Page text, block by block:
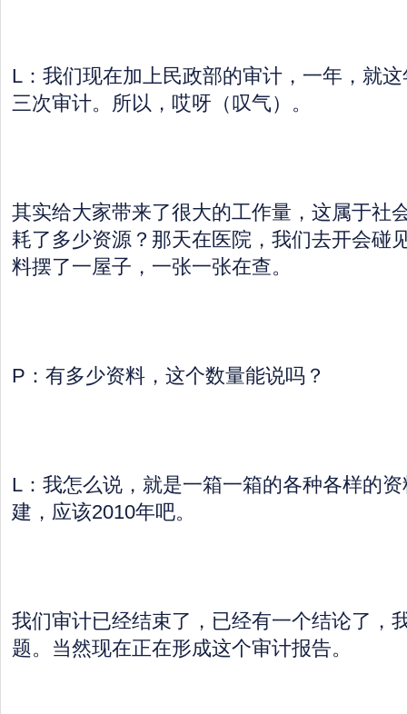
L：我们现在加上民政部的审计，一年，就
三次审计。所以，哎呀（叹气）。
其实给大家带来了很大的工作量，这属于社
耗了多少资源？那天在医院，我们去开会碰
料摆了一屋子，一张一张在查。
P：有多少资料，这个数量能说吗？
L：我怎么说，就是一箱一箱的各种各样的
建，应该2010年吧。
我们审计已经结束了，已经有一个结论了，
题。当然现在正在形成这个审计报告。